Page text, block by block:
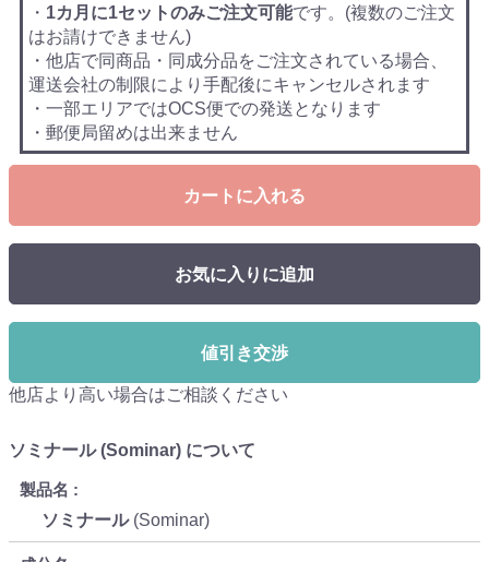
・ 1カ月に1セットのみご注文可能です。(複数のご注文
はお請けできません)
・他店で同商品・同成分品をご注文されている場合、
運送会社の制限により手配後にキャンセルされます
・一部エリアではOCS便での発送となります
・郵便局留めは出来ません
カートに入れる
お気に入りに追加
値引き交渉
他店より高い場合はご相談ください
ソミナール (Sominar) について
製品名
ソミナール(Sominar)